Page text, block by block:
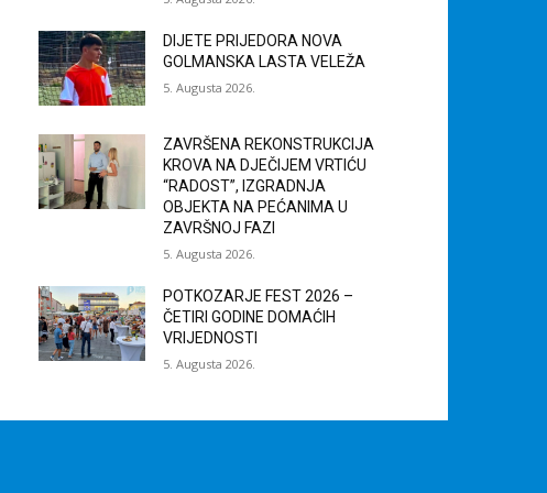
DIJETE PRIJEDORA NOVA
GOLMANSKA LASTA VELEŽA
5. Augusta 2026.
ZAVRŠENA REKONSTRUKCIJA
KROVA NA DJEČIJEM VRTIĆU
“RADOST”, IZGRADNJA
OBJEKTA NA PEĆANIMA U
ZAVRŠNOJ FAZI
5. Augusta 2026.
POTKOZARJE FEST 2026 –
ČETIRI GODINE DOMAĆIH
VRIJEDNOSTI
5. Augusta 2026.